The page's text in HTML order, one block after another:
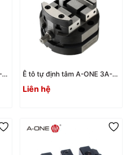
Ê tô tự định tâm A-ONE 3A-
Liên hệ